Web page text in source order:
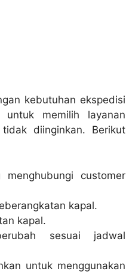
kebutuhan ekspedisi
memilih layanan
diinginkan. Berikut
customer
kapal.
kapal.
sesuai jadwal
untuk menggunakan